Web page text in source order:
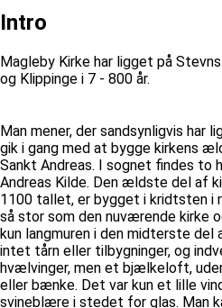
Intro
Magleby Kirke har ligget på
og Klippinge i 7 - 800 år.
Man mener, der sandsynligvis har
gik i gang med at bygge kirkens
Sankt Andreas. I sognet findes to
Andreas Kilde. Den ældste del af
1100 tallet, er bygget i kridtsten i
så stor som den nuværende kirke
kun langmuren i den midterste del
intet tårn eller tilbygninger, og
hvælvinger, men et bjælkeloft,
eller bænke. Det var kun et lille
svineblære i stedet for glas. Man